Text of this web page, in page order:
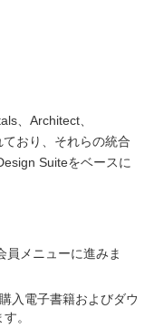
、Architect、
おり、それらの統合
Suiteをベースに
員メニューに進みま
入電子書籍およびダウ
。